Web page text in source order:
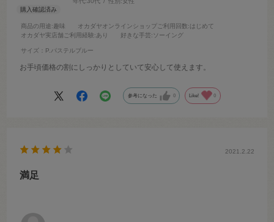
商品の用途:趣味 オカダヤオンラインショップご利用回数:はじめて
オカダヤ実店舗ご利用経験:あり 好きな手芸:ソーイング
サイズ：P.パステルブルー
お手頃価格の割にしっかりとしていて安心して使えます。
参考になった 0 Like! 0
2021.2.22
満足